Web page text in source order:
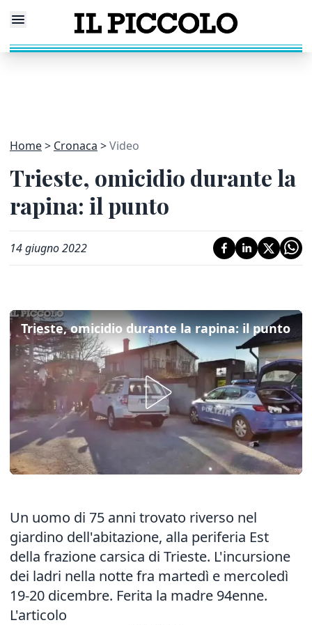
Home Cronaca Video
Trieste, omicidio durante la
rapina: il punto
14 giugno 2022
Trieste, omicidio durante la rapina: il punto
Un uomo di 75 anni trovato riverso nel
giardino dell'abitazione, alla periferia Est
della frazione carsica di Trieste. L'incursione
dei ladri nella notte fra martedì e mercoledì
19-20 dicembre. Ferita la madre 94enne.
L'articolo